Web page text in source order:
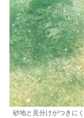
砂地と見分けがつきに